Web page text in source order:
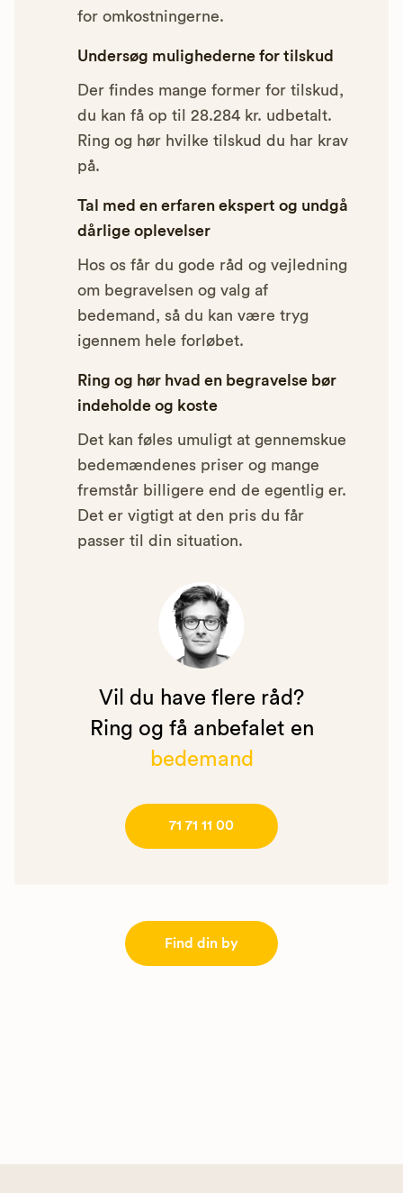
for omkostningerne.
Undersøg mulighederne for tilskud
Der findes mange former for tilskud,
du kan få op til 28.284 kr. udbetalt.
Ring og hør hvilke tilskud du har krav
på.
Tal med en erfaren ekspert og undgå
dårlige oplevelser
Hos os får du gode råd og vejledning
om begravelsen og valg af
bedemand, så du kan være tryg
igennem hele forløbet.
Ring og hør hvad en begravelse bør
indeholde og koste
Det kan føles umuligt at gennemskue
bedemændenes priser og mange
fremstår billigere end de egentlig er.
Det er vigtigt at den pris du får
passer til din situation.
Vil du have flere råd?
Ring og få anbefalet en
bedemand
71 71 11 00
Find din by